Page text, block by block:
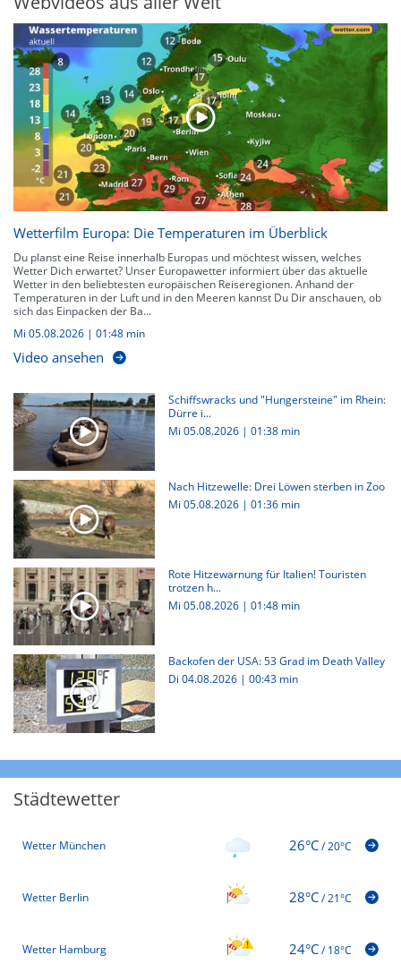
Wetterfilm Europa: Die Temperaturen im Überblick
Du planst eine Reise innerhalb Europas und möchtest wissen, welches
Wetter Dich erwartet? Unser Europawetter informiert über das aktuelle
Wetter in den beliebtesten europäischen Reiseregionen. Anhand der
Temperaturen in der Luft und in den Meeren kannst Du Dir anschauen, ob
sich das Einpacken der Ba...
Mi 05.08.2026 | 01:48 min
Video ansehen
Schiffswracks und "Hungersteine" im Rhein:
Dürre i...
Mi 05.08.2026 |01:38 min
Nach Hitzewelle: Drei Löwen sterben in Zoo
Mi 05.08.2026 |01:36 min
Rote Hitzewarnung für Italien! Touristen
trotzen h...
Mi 05.08.2026 |01:48 min
Backofen der USA: 53 Grad im Death Valley
Di 04.08.2026 |00:43 min
Städtewetter
Wetter München 26°C/20°C
Wetter Berlin 28°C/21°C
Wetter Hamburg 24°C/18°C